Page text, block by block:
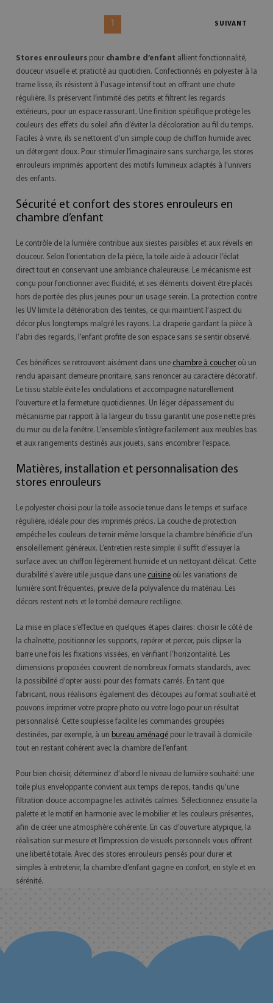
1 SUIVANT
Stores enrouleurs pour chambre d’enfant allient fonctionnalité,
douceur visuelle et praticité au quotidien. Confectionnés en polyester à la
trame lisse, ils résistent à l’usage intensif tout en offrant une chute
régulière. Ils préservent l’intimité des petits et filtrent les regards
extérieurs, pour un espace rassurant. Une finition spécifique protège les
couleurs des effets du soleil afin d’éviter la décoloration au fil du temps.
Faciles à vivre, ils se nettoient d’un simple coup de chiffon humide avec
un détergent doux. Pour stimuler l’imaginaire sans surcharge, les stores
enrouleurs imprimés apportent des motifs lumineux adaptés à l’univers
des enfants.
Sécurité et confort des stores enrouleurs en
chambre d’enfant
Le contrôle de la lumière contribue aux siestes paisibles et aux réveils en
douceur. Selon l’orientation de la pièce, la toile aide à adoucir l’éclat
direct tout en conservant une ambiance chaleureuse. Le mécanisme est
conçu pour fonctionner avec fluidité, et ses éléments doivent être placés
hors de portée des plus jeunes pour un usage serein. La protection contre
les UV limite la détérioration des teintes, ce qui maintient l’aspect du
décor plus longtemps malgré les rayons. La draperie gardant la pièce à
l’abri des regards, l’enfant profite de son espace sans se sentir observé.
Ces bénéfices se retrouvent aisément dans une chambre à coucher où un
rendu apaisant demeure prioritaire, sans renoncer au caractère décoratif.
Le tissu stable évite les ondulations et accompagne naturellement
l’ouverture et la fermeture quotidiennes. Un léger dépassement du
mécanisme par rapport à la largeur du tissu garantit une pose nette près
du mur ou de la fenêtre. L’ensemble s’intègre facilement aux meubles bas
et aux rangements destinés aux jouets, sans encombrer l’espace.
Matières, installation et personnalisation des
stores enrouleurs
Le polyester choisi pour la toile associe tenue dans le temps et surface
régulière, idéale pour des imprimés précis. La couche de protection
empêche les couleurs de ternir même lorsque la chambre bénéficie d’un
ensoleillement généreux. L’entretien reste simple: il suffit d’essuyer la
surface avec un chiffon légèrement humide et un nettoyant délicat. Cette
durabilité s’avère utile jusque dans une cuisine où les variations de
lumière sont fréquentes, preuve de la polyvalence du matériau. Les
décors restent nets et le tombé demeure rectiligne.
La mise en place s’effectue en quelques étapes claires: choisir le côté de
la chaînette, positionner les supports, repérer et percer, puis clipser la
barre une fois les fixations vissées, en vérifiant l’horizontalité. Les
dimensions proposées couvrent de nombreux formats standards, avec
la possibilité d’opter aussi pour des formats carrés. En tant que
fabricant, nous réalisons également des découpes au format souhaité et
pouvons imprimer votre propre photo ou votre logo pour un résultat
personnalisé. Cette souplesse facilite les commandes groupées
destinées, par exemple, à un bureau aménagé pour le travail à domicile
tout en restant cohérent avec la chambre de l’enfant.
Pour bien choisir, déterminez d’abord le niveau de lumière souhaité: une
toile plus enveloppante convient aux temps de repos, tandis qu’une
filtration douce accompagne les activités calmes. Sélectionnez ensuite la
palette et le motif en harmonie avec le mobilier et les couleurs présentes,
afin de créer une atmosphère cohérente. En cas d’ouverture atypique, la
réalisation sur mesure et l’impression de visuels personnels vous offrent
une liberté totale. Avec des stores enrouleurs pensés pour durer et
simples à entretenir, la chambre d’enfant gagne en confort, en style et en
sérénité.